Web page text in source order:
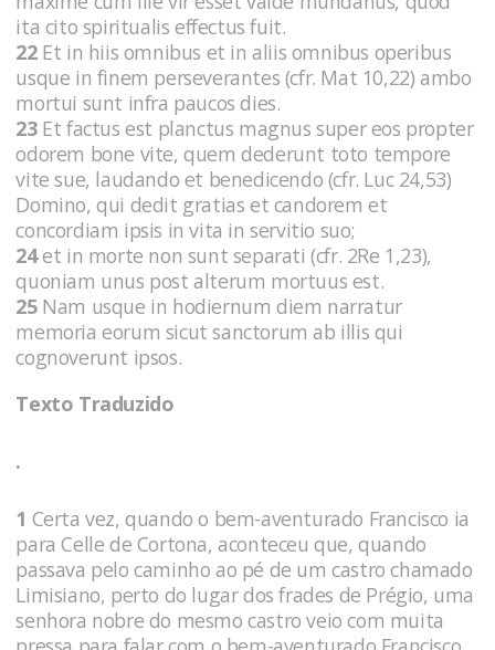
ita cito spiritualis effectus fuit.
22Et in hiis omnibus et in aliis omnibus operibus
usque in finem perseverantes (cfr. Mat 10,22) ambo
mortui sunt infra paucos dies.
23Et factus est planctus magnus super eos propter
odorem bone vite, quem dederunt toto tempore
vite sue, laudando et benedicendo (cfr. Luc 24,53)
Domino, qui dedit gratias et candorem et
concordiam ipsis in vita in servitio suo;
24et in morte non sunt separati (cfr. 2Re 1,23),
quoniam unus post alterum mortuus est.
25Nam usque in hodiernum diem narratur
memoria eorum sicut sanctorum ab illis qui
cognoverunt ipsos.
Texto Traduzido
.
1 Certa vez, quando o bem-aventurado Francisco ia
para Celle de Cortona, aconteceu que, quando
passava pelo caminho ao pé de um castro chamado
Limisiano, perto do lugar dos frades de Prégio, uma
senhora nobre do mesmo castro veio com muita